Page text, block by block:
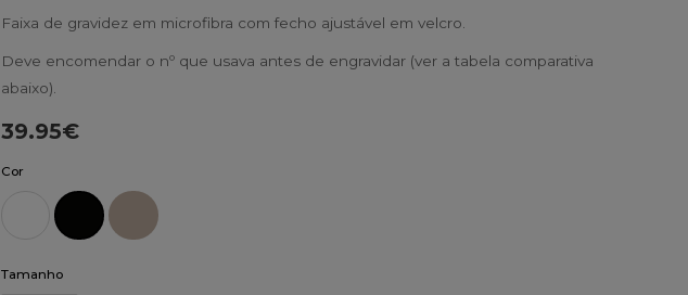
Faixa de gravidez em microfibra com fecho ajustável em velcro.
Deve encomendar o nº que usava antes de engravidar (ver a tabela comparativa
abaixo).
39.95€
Cor
Tamanho